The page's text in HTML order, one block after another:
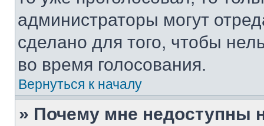
администраторы могут
сделано для того, чтобы
во время голосования.
Вернуться к началу
» Почему мне недоступны